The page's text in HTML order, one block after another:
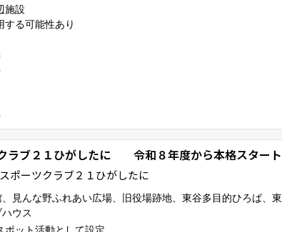
施設
する可能性あり
ラブ２１ひがしたに 令和８年度から本格スタート
スポーツクラブ２１ひがしたに
見んな野ふれあい広場、旧役場跡地、東谷多目的ひろば、東
ウス
ポット活動として設定